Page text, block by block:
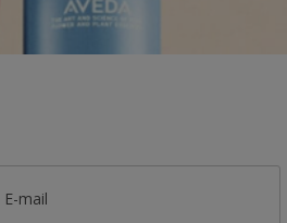
E-mail